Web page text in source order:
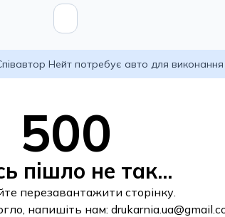
Нейт потребує авто для
500
пішло не так...
перезавантажити сторінку.
напишіть нам: